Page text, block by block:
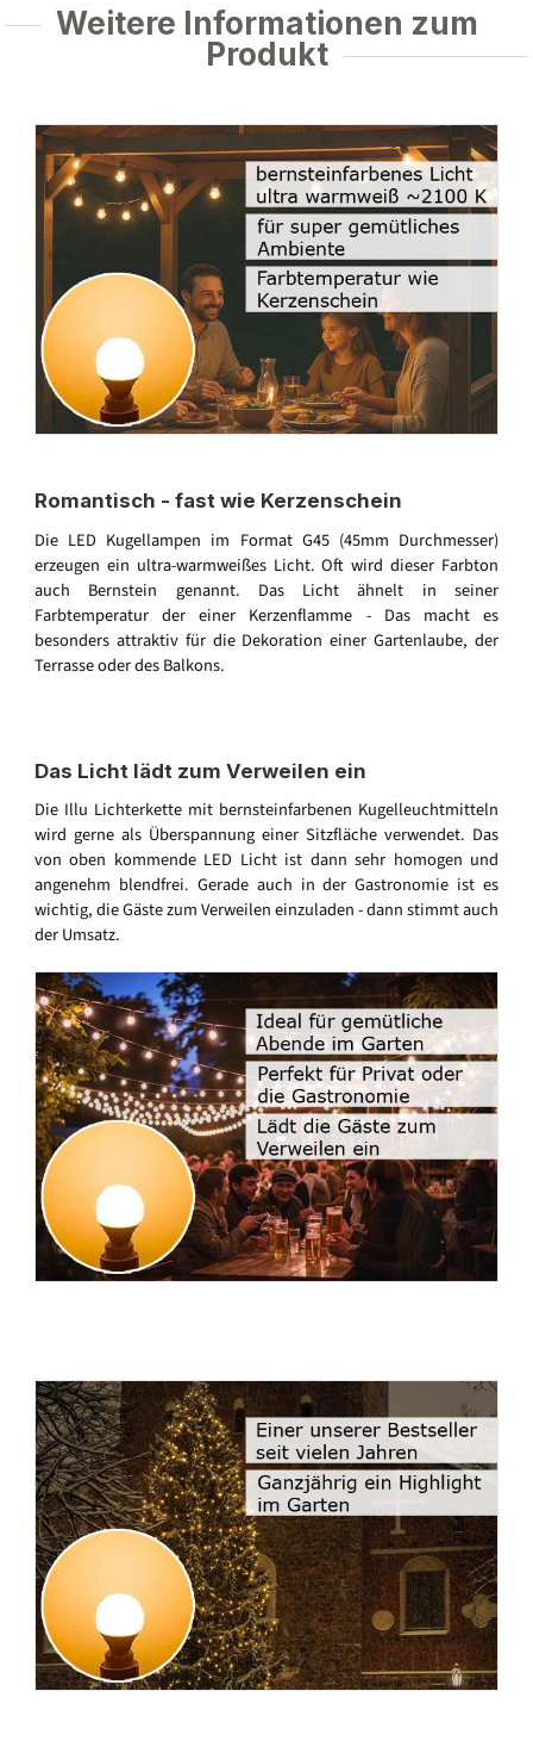
Weitere Informationen zum
Produkt
Romantisch - fast wie Kerzenschein
Die LED Kugellampen im Format G45 (45mm Durchmesser)
erzeugen ein ultra-warmweißes Licht. Oft wird dieser Farbton
auch Bernstein genannt. Das Licht ähnelt in seiner
Farbtemperatur der einer Kerzenflamme - Das macht es
besonders attraktiv für die Dekoration einer Gartenlaube, der
Terrasse oder des Balkons.
Das Licht lädt zum Verweilen ein
Die Illu Lichterkette mit bernsteinfarbenen Kugelleuchtmitteln
wird gerne als Überspannung einer Sitzfläche verwendet. Das
von oben kommende LED Licht ist dann sehr homogen und
angenehm blendfrei. Gerade auch in der Gastronomie ist es
wichtig, die Gäste zum Verweilen einzuladen - dann stimmt auch
der Umsatz.